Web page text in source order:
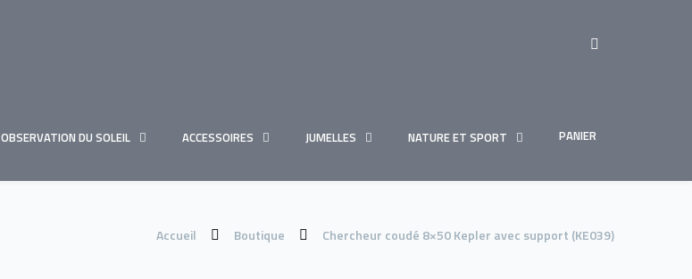
OBSERVATION DU SOLEIL ACCESSOIRES JUMELLES NATURE ET SPORT PANIER
Accueil Boutique Chercheur coudé 8×50 Kepler avec support (KE039)